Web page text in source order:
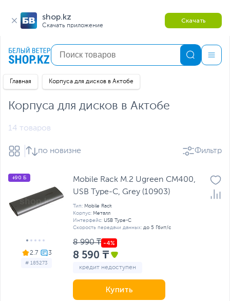
shop.kz
Скачать приложение
Скачать
Главная Корпуса для дисков в Актобе
Корпуса для дисков в Актобе
14 товаров
по новизне Фильтр
2.7
# 185273
+90 Б
Mobile Rack M.2 Ugreen CM400,
USB Type-C, Grey (10903)
Тип: Mobile Rack
Корпус: Металл
Интерфейс: USB Type-C
Скорость передачи данных: до 5 Гбит/с
8 990 ₸
8 590 ₸
кредит недоступен
Купить